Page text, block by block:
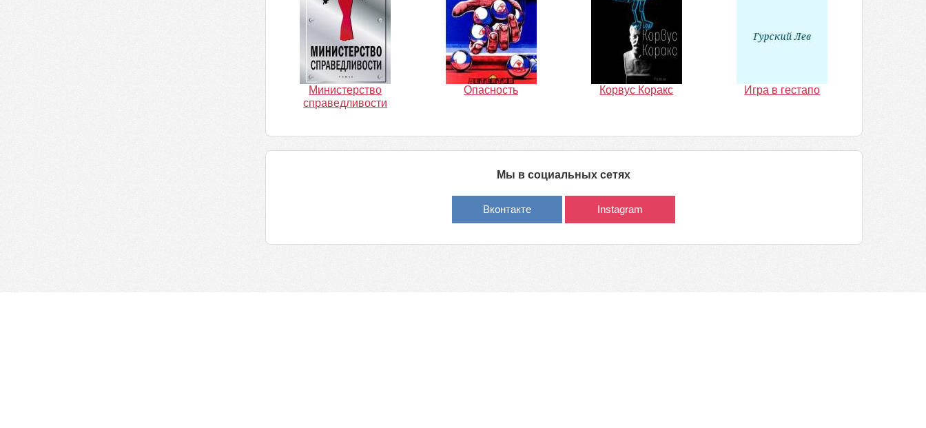
Министерство
справедливости
Опасность Корвус Коракс Игра в гестапо
Мы в социальных сетях
Вконтакте Instagram